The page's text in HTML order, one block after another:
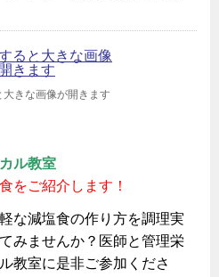
大きな画像が開きます
ル教室
をご紹介します！
な減塩食の作り方を調理実
みませんか？医師と管理栄
教室に是非ご参加くださ